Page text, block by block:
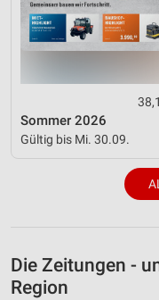
Sommer 2026
Gültig bis Mi. 30.09.
Die Zeitungen -
Region